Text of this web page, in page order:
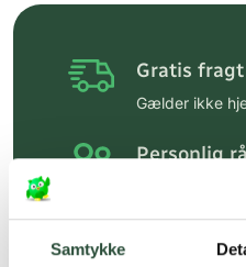
Samtykke
Gratis
Gælder ikke
Personlig
Hurtig